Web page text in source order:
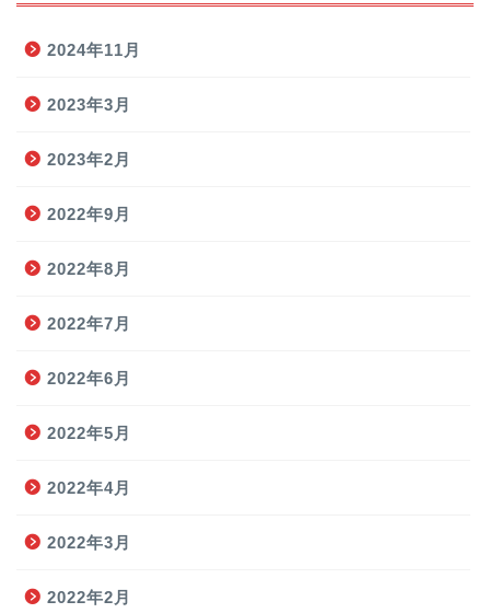
2024年11月
2023年3月
2023年2月
2022年9月
2022年8月
2022年7月
2022年6月
2022年5月
2022年4月
2022年3月
2022年2月